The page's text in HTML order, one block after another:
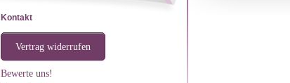
Kontakt
Vertrag widerrufen
Bewerte uns!